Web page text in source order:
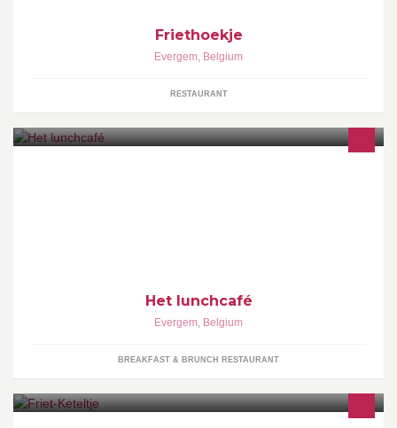
Friethoekje
Evergem, Belgium
RESTAURANT
Het lunchcafé
Evergem, Belgium
BREAKFAST & BRUNCH RESTAURANT